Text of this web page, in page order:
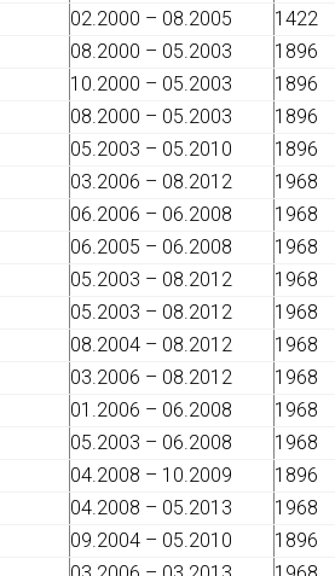
02.2000 – 08.2005 1422
08.2000 – 05.2003 1896
10.2000 – 05.2003 1896
08.2000 – 05.2003 1896
05.2003 – 05.2010 1896
03.2006 – 08.2012 1968
06.2006 – 06.2008 1968
06.2005 – 06.2008 1968
05.2003 – 08.2012 1968
05.2003 – 08.2012 1968
08.2004 – 08.2012 1968
03.2006 – 08.2012 1968
01.2006 – 06.2008 1968
05.2003 – 06.2008 1968
04.2008 – 10.2009 1896
04.2008 – 05.2013 1968
09.2004 – 05.2010 1896